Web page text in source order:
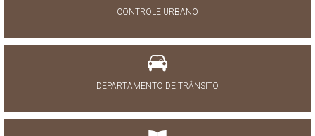
CONTROLE URBANO
DEPARTAMENTO DE TRÂNSITO